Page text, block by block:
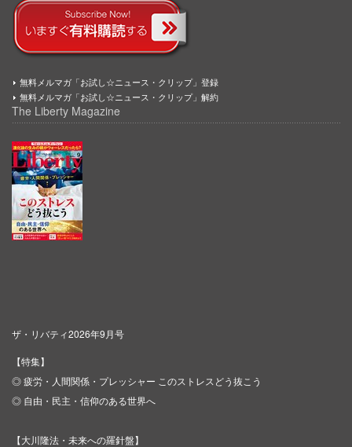
無料メルマガ「お試し☆ニュース・クリップ」登録
無料メルマガ「お試し☆ニュース・クリップ」解約
The Liberty Magazine
ザ・リバティ2026年9月号
【特集】
◎ 疲労・人間関係・プレッシャー このストレスどう抜こう
◎ 自由・民主・信仰のある世界へ
【大川隆法・未来への羅針盤】